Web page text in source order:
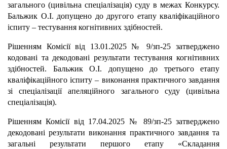
загального (цивільна спеціалізація) суду в межах Конкурсу.
Бальжик О.І. допущено до другого етапу кваліфікаційного
іспиту – тестування когнітивних здібностей.
Рішенням Комісії від 13.01.2025 № 9/зп-25 затверджено
кодовані та декодовані результати тестування когнітивних
здібностей. Бальжик О.І. допущено до третього етапу
кваліфікаційного іспиту – виконання практичного завдання
зі спеціалізації апеляційного загального суду (цивільна
спеціалізація).
Рішенням Комісії від 17.04.2025 № 89/зп-25 затверджено
декодовані результати виконання практичного завдання та
загальні результати першого етапу «Складання